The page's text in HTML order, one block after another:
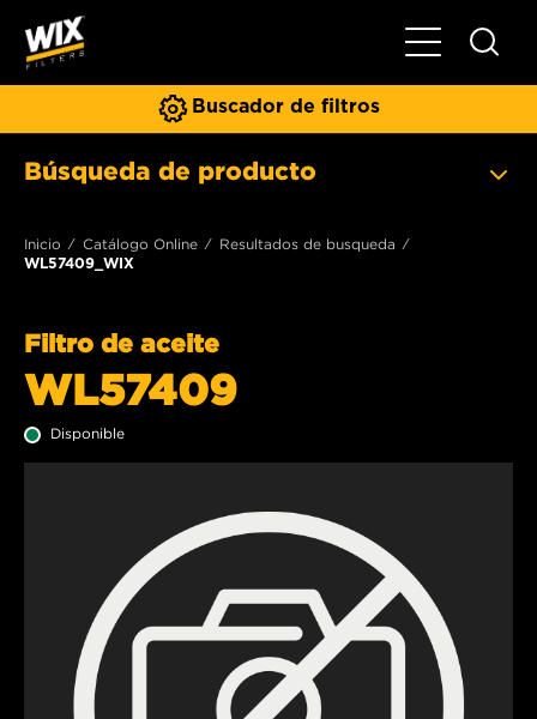
Toggle
Buscador de filtros
Búsqueda de producto
Inicio Catálogo Online
Resultados de busqueda
WL57409_WIX
Filtro de aceite
WL57409
Disponible